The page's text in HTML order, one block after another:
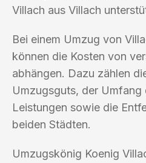
Villach aus Villach
Bei einem Umzug von
können die Kosten von
abhängen. Dazu zählen
Umzugsguts, der Umfang
Leistungen sowie die
beiden Städten.
Umzugskönig Koenig